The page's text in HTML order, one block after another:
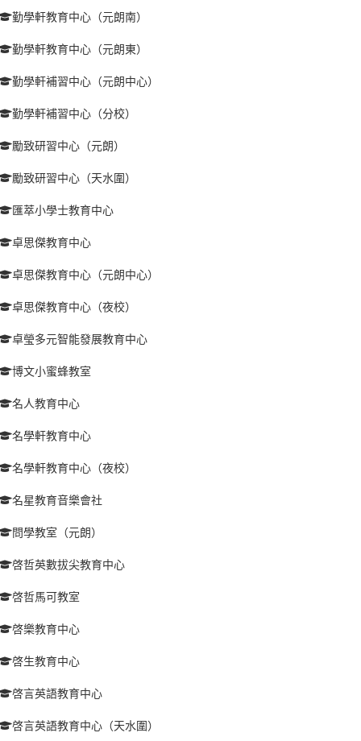
勤學軒教育中心（元朗南）
勤學軒教育中心（元朗東）
勤學軒補習中心（元朗中心）
勤學軒補習中心（分校）
勵致研習中心（元朗）
勵致研習中心（天水圍）
匯萃小學士教育中心
卓思傑教育中心
卓思傑教育中心（元朗中心）
卓思傑教育中心（夜校）
卓瑩多元智能發展教育中心
博文小蜜蜂教室
名人教育中心
名學軒教育中心
名學軒教育中心（夜校）
名星教育音樂會社
問學教室（元朗）
啓哲英數拔尖教育中心
啓哲馬可教室
啓樂教育中心
啓生教育中心
啓言英語教育中心
啓言英語教育中心（天水圍）